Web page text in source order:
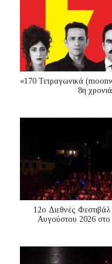
«170 Τετραγωνικά
8η
12ο Διεθνές
Αυγούστου 2026